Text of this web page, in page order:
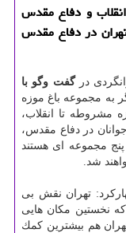
و دفاع مقدس
در دفاع مقدس
درگفت وگو با
به مجموعه باغ موزه
مشروطه تا انقلاب،
در دفاع مقدس،
مجموعه ای هستند
شد.
تهران نقش بی
نخستین مكان هایی
هم بیشترین كمك